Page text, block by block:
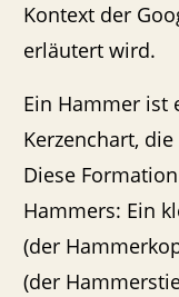
Kontext der
erläutert wird.
Ein Hammer ist
Kerzenchart,
Diese
Hammers: Ein
(der
(der